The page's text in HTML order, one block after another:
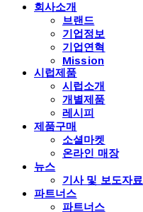
회사소개
브랜드
기업정보
기업연혁
Mission
시럽제품
시럽소개
개별제품
레시피
제품구매
소셜마켓
온라인 매장
뉴스
기사 및 보도자료
파트너스
파트너스